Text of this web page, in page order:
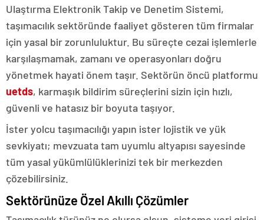
Ulaştırma Elektronik Takip ve Denetim Sistemi,
taşımacılık sektöründe faaliyet gösteren tüm firmalar
için yasal bir zorunluluktur. Bu süreçte cezai işlemlerle
karşılaşmamak, zamanı ve operasyonları doğru
yönetmek hayati önem taşır. Sektörün öncü platformu
uetds, karmaşık bildirim süreçlerini sizin için hızlı,
güvenli ve hatasız bir boyuta taşıyor.
İster yolcu taşımacılığı yapın ister lojistik ve yük
sevkiyatı; mevzuata tam uyumlu altyapısı sayesinde
tüm yasal yükümlülüklerinizi tek bir merkezden
çözebilirsiniz.
Sektörünüze Özel Akıllı Çözümler